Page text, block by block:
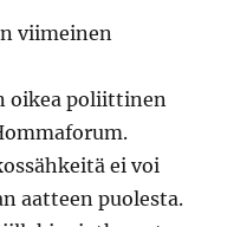
viimeinen
oikea poliittinen
ei voi
aatteen puolesta.